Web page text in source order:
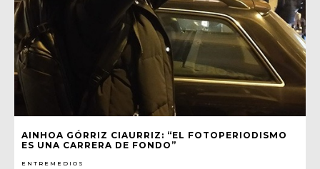
AINHOA GÓRRIZ CIAURRIZ: “EL FOTOPERIODISMO
ES UNA CARRERA DE FONDO”
ENTREMEDIOS